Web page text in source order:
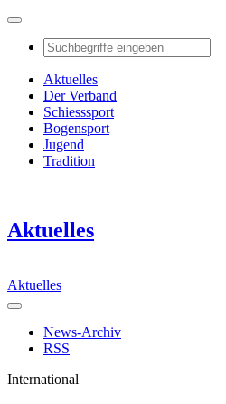
Aktuelles
Der Verband
Schiesssport
Bogensport
Jugend
Tradition
Aktuelles
Aktuelles
News-Archiv
RSS
International